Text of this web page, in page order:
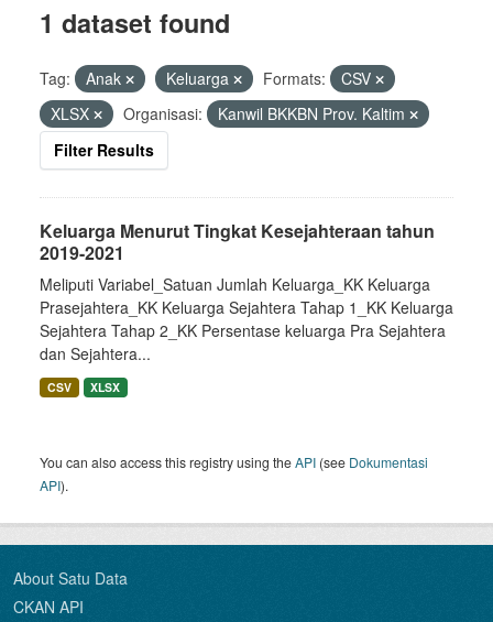
1 dataset found
Tag: Anak Keluarga Formats:
CSV
XLSX
Organisasi:
Kanwil BKKBN Prov. Kaltim
Filter Results
Keluarga Menurut Tingkat Kesejahteraan tahun
2019-2021
Meliputi Variabel_Satuan Jumlah Keluarga_KK Keluarga
Prasejahtera_KK Keluarga Sejahtera Tahap 1_KK Keluarga
Sejahtera Tahap 2_KK Persentase keluarga Pra Sejahtera
dan Sejahtera...
CSV XLSX
You can also access this registry using theAPI (see Dokumentasi
API).
About Satu Data
CKAN API